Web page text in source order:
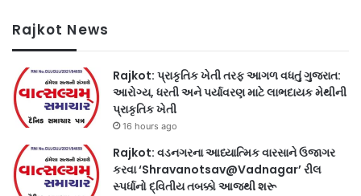
Rajkot News
Rajkot: પ્રાકૃતિક ખેતી તરફ આગળ વધતું ગુજરાત:
આરોગ્ય, ધરતી અને પર્યાવરણ માટે લાભદાયક મેથીની
પ્રાકૃતિક ખેતી
16 hours ago
Rajkot: વડનગરના આધ્યાત્મિક વારસાને ઉજાગર
કરવા ‘Shravanotsav@Vadnagar’ રીલ
સ્પર્ધાનો દ્વિતીય તબક્કો આજથી શરૂ